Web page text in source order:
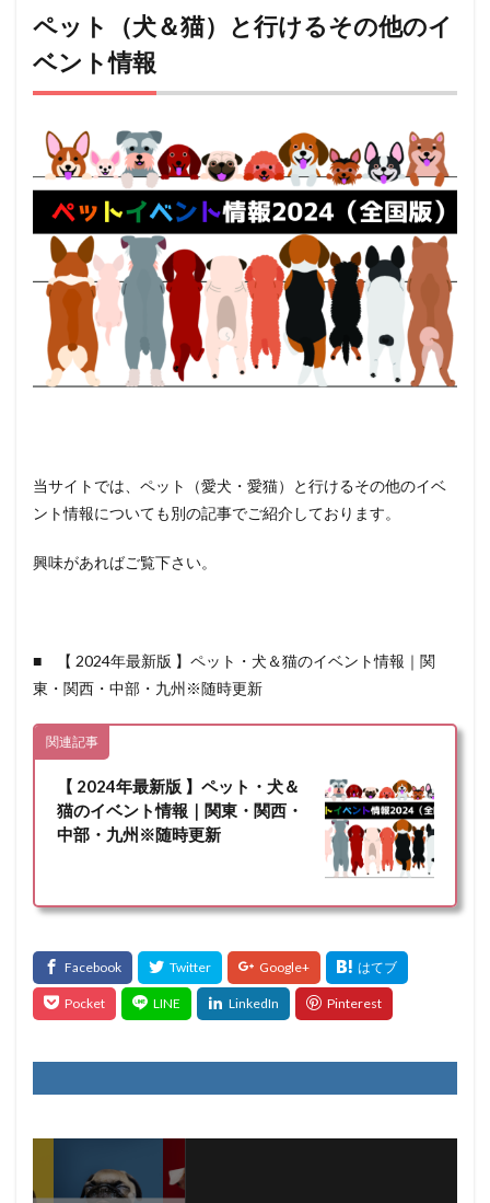
ペット（犬＆猫）と行けるその他のイ
ベント情報
当サイトでは、ペット（愛犬・愛猫）と行けるその他のイベ
ント情報についても別の記事でご紹介しております。
興味があればご覧下さい。
■ 【 2024年最新版 】ペット・犬＆猫のイベント情報｜関
東・関西・中部・九州※随時更新
関連記事
【 2024年最新版 】ペット・犬＆
猫のイベント情報｜関東・関西・
中部・九州※随時更新